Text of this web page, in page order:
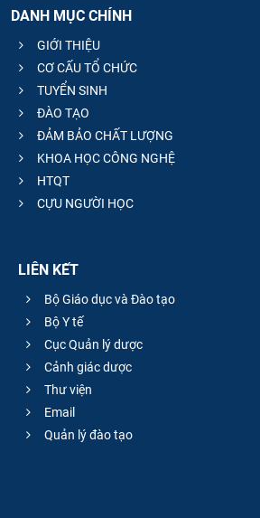
DANH MỤC CHÍNH
GIỚI THIỆU
CƠ CẤU TỔ CHỨC
TUYỂN SINH
ĐÀO TẠO
ĐẢM BẢO CHẤT LƯỢNG
KHOA HỌC CÔNG NGHỆ
HTQT
CỰU NGƯỜI HỌC
LIÊN KẾT
Bộ Giáo dục và Đào tạo
Bộ Y tế
Cục Quản lý dược
Cảnh giác dược
Thư viện
Email
Quản lý đào tạo